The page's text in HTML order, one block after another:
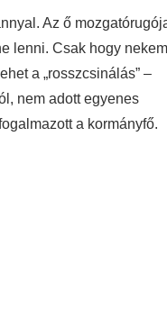
Az ő
lenni. Csak hogy nekem
a „rosszcsinálás” –
nem adott egyenes
a kormányfő.